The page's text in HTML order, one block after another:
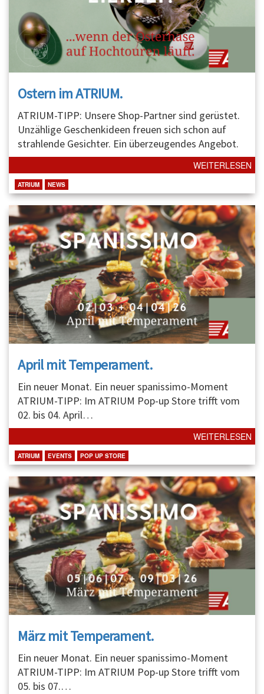
Ostern im ATRIUM.
ATRIUM-TIPP: Unsere Shop-Partner sind gerüstet.
Unzählige Geschenkideen freuen sich schon auf
strahlende Gesichter. Ein überzeugendes Angebot.
WEITERLESEN
ATRIUM NEWS
April mit Temperament.
Ein neuer Monat. Ein neuer spanissimo-Moment
ATRIUM-TIPP: Im ATRIUM Pop-up Store trifft vom
02. bis 04. April…
WEITERLESEN
ATRIUM EVENTS POP UP STORE
März mit Temperament.
Ein neuer Monat. Ein neuer spanissimo-Moment
ATRIUM-TIPP: Im ATRIUM Pop-up Store trifft vom
05. bis 07.…